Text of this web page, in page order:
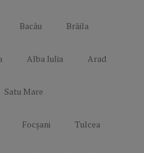
Bacău Brăila
Alba Iulia Arad
Satu Mare
Focșani Tulcea